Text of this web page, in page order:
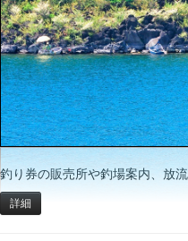
釣り券の販売所や釣場案内、放
詳細